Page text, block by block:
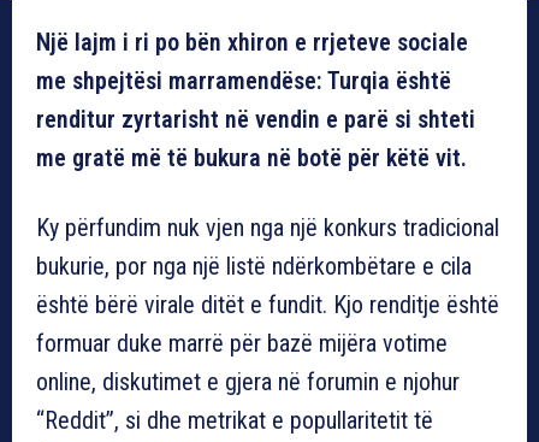
Një lajm i ri po bën xhiron e rrjeteve sociale
me shpejtësi marramendëse: Turqia është
renditur zyrtarisht në vendin e parë si shteti
me gratë më të bukura në botë për këtë vit.
Ky përfundim nuk vjen nga një konkurs tradicional
bukurie, por nga një listë ndërkombëtare e cila
është bërë virale ditët e fundit. Kjo renditje është
formuar duke marrë për bazë mijëra votime
online, diskutimet e gjera në forumin e njohur
“Reddit”, si dhe metrikat e popullaritetit të